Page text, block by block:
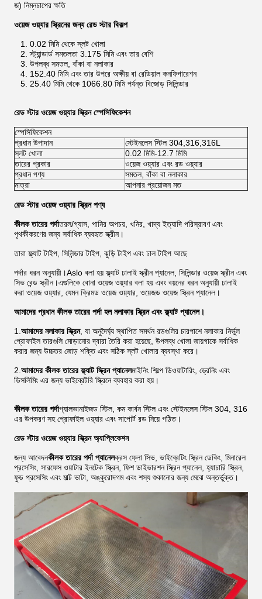
জ) নিম্নচাপের ক্ষতি
ওয়েজ ওয়্যার স্ক্রিনের জন্য রেড স্টার বিকল্প
1. 0.02 মিমি থেকে স্লট খোলা
2. স্ট্যান্ডার্ড সমতলতা 3.175 মিমি এবং তার বেশি
3. উপলব্ধ সমতল, বাঁকা বা নলাকার
4. 152.40 মিমি এবং তার উপরে অক্ষীয় বা রেডিয়াল কনফিগারেশন
5. 25.40 মিমি থেকে 1066.80 মিমি পর্যন্ত বিজোড় সিলিন্ডার
রেড স্টার ওয়েজ ওয়্যার স্ক্রিন স্পেসিফিকেশন
স্পেসিফিকেশন
প্রধান উপাদান
স্টেইনলেস স্টিল 304,316,316L
স্লট খোলা
0.02 মিমি-12.7 মিমি
তারের প্রকার
ওয়েজ ওয়্যার এবং রড ওয়্যার
প্রধান পণ্য
সমতল, বাঁকা বা নলাকার
মাত্রা
আপনার প্রয়োজন মত
রেড স্টার ওয়েজ ওয়্যার স্ক্রিন পণ্য
কীলক তারের পর্দাতরল/গ্যাস, পানির অপচয়, খনির, খাদ্য ইত্যাদি পরিস্রাবণ এবং
পৃথকীকরণের জন্য সর্বাধিক ব্যবহৃত স্ক্রীন।
তারা ফ্ল্যাট টাইপ, সিলিন্ডার টাইপ, ঝুড়ি টাইপ এবং ঢাল টাইপ আছে
পর্দার ধরন অনুযায়ী।Aslo বলা হয় ফ্ল্যাট ঢালাই স্ক্রীন প্যানেল, সিলিন্ডার ওয়েজ স্ক্রীন এবং
সিভ বেন্ড স্ক্রীন।এগুলিকে বোনা ওয়েজ ওয়্যার বলা হয় এবং বয়নের ধরন অনুযায়ী ঢালাই
করা ওয়েজ ওয়্যার, যেমন ক্রিমড ওয়েজ ওয়্যার, ওয়েজড ওয়েজ স্ক্রিন প্যানেল।
আমাদের প্রধান কীলক তারের পর্দা হল নলাকার স্ক্রিন এবং ফ্ল্যাট প্যানেল।
1. আমাদের নলাকার স্ক্রিন, যা অনুদৈর্ঘ্য স্থাপিত সমর্থন রডগুলির চারপাশে নলাকার নির্ভুল
প্রোফাইল তারগুলি মোড়ানোর দ্বারা তৈরি করা হয়েছে, উপলব্ধ খোলা জায়গাকে সর্বাধিক
করার জন্য উচ্চতর জোড় শক্তি এবং সঠিক স্লট খোলার ব্যবস্থা করে।
2. আমাদের কীলক তারের ফ্ল্যাট স্ক্রিন প্যানেলমাইনিং শিল্পে ডিওয়াটারিং, ড্রেনিং এবং
ডিসলিমিং এর জন্য ভাইব্রেটরি স্ক্রিনে ব্যবহার করা হয়।
কীলক তারের পর্দাগ্যালভানাইজড স্টিল, কম কার্বন স্টিল এবং স্টেইনলেস স্টিল 304, 316
এর উপকরণ সহ প্রোফাইল ওয়্যার এবং সাপোর্ট রড নিয়ে গঠিত।
রেড স্টার ওয়েজ ওয়্যার স্ক্রিন অ্যাপ্লিকেশন
জন্য আবেদনকীলক তারের পর্দা প্যানেলক্রস ফ্লো সিভ, ভাইব্রেটিং স্ক্রিন ডেকিং, মিনারেল
প্রসেসিং, সারফেস ওয়াটার ইনটেক স্ক্রিন, ফিশ ডাইভারশন স্ক্রিন প্যানেল, হ্যাচারি স্ক্রিন,
ফুড প্রসেসিং এবং মাল্ট ভাটা, অঙ্কুরোদগম এবং শস্য শুকানোর জন্য মেঝে অন্তর্ভুক্ত।